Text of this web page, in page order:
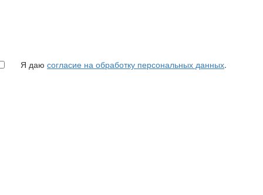
Я даю согласие на обработку персональных данных.